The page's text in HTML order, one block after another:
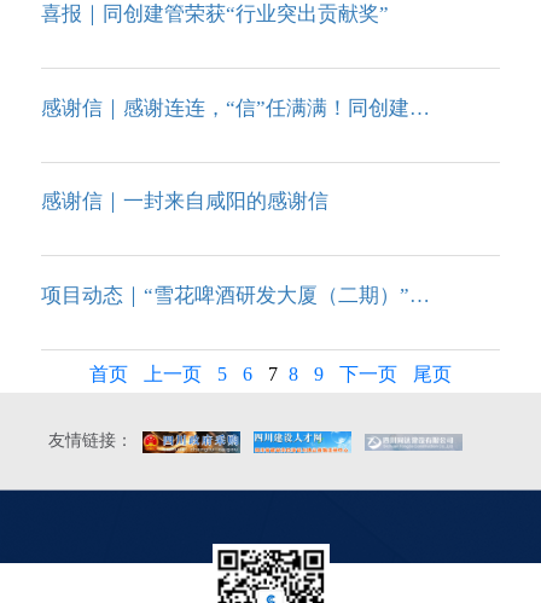
喜报｜同创建管荣获“行业突出贡献奖”
感谢信｜感谢连连，“信”任满满！同创建管喜获系列感谢信
感谢信｜一封来自咸阳的感谢信
项目动态｜“雪花啤酒研发大厦（二期）”顺利通过主体结构验收！
首页 上一页 5 6 7 8 9 下一页 尾页
友情链接：